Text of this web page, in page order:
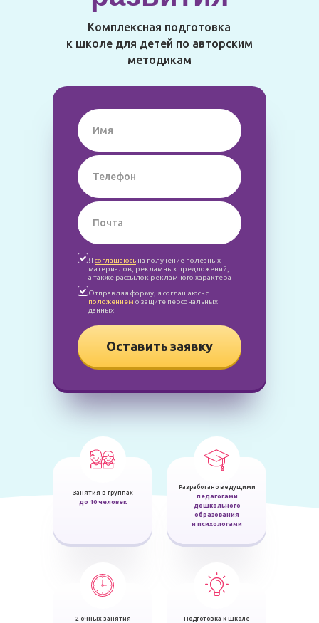
Комплексная подготовка
к школе для детей по авторским
методикам
Оставить заявку
Я соглашаюсь на получение полезных
материалов, рекламных предложений,
а также рассылок рекламного характера
Отправляя форму, я соглашаюсь с
положением о защите персональных
данных
Занятия в группах
до 10 человек
Разработано ведущими
педагогами
дошкольного
образования
и психологами
2 очных занятия
Подготовка к школе